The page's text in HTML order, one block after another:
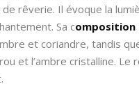
rêverie. Il évoque la
Sa c
et coriandre, tandis
et l’ambre cristalline. Le